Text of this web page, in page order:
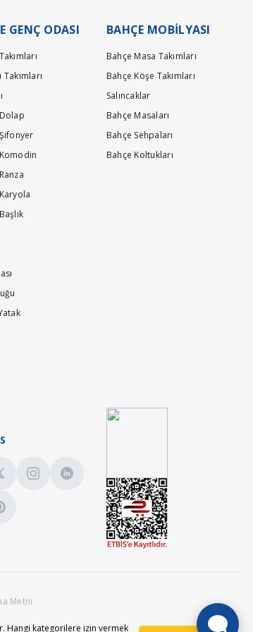
Hangi kategorilere izin vermek
olacaktır.İyi günler dileriz.
GENÇ ODASI BAHÇE MOBİLYASI
Bahçe Masa Takımları
Bahçe Köşe Takımları
Salıncaklar
Bahçe Masaları
Bahçe Sehpaları
Bahçe Koltukları
Metni